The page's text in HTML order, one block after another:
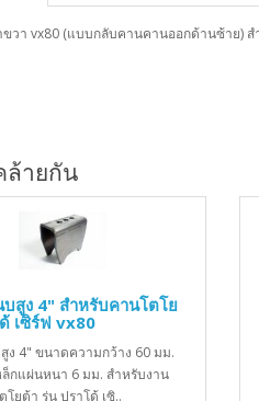
วา vx80 (แบบกลับคานคานออกด้านซ้าย) ส
ายกัน
สูง 4" สำหรับคานโตโย
เซิร์ฟ vx80
ง 4" ขนาดความกว้าง 60 มม.
ล็กแผ่นหนา 6 มม. สำหรับงาน
โยต้า รุ่น ปราโด้ เซิ..